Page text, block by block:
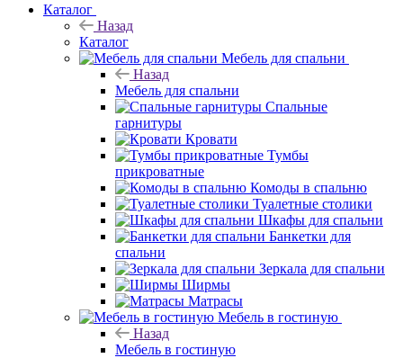
Каталог
Назад
Каталог
Мебель для спальни
Назад
Мебель для спальни
Спальные
гарнитуры
Кровати
Тумбы
прикроватные
Комоды в спальню
Туалетные столики
Шкафы для спальни
Банкетки для
спальни
Зеркала для спальни
Ширмы
Матрасы
Мебель в гостиную
Назад
Мебель в гостиную